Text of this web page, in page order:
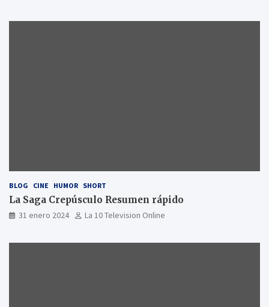
BLOG CINE HUMOR SHORT
La Saga Crepúsculo Resumen rápido
31 enero 2024 La 10 Television Online